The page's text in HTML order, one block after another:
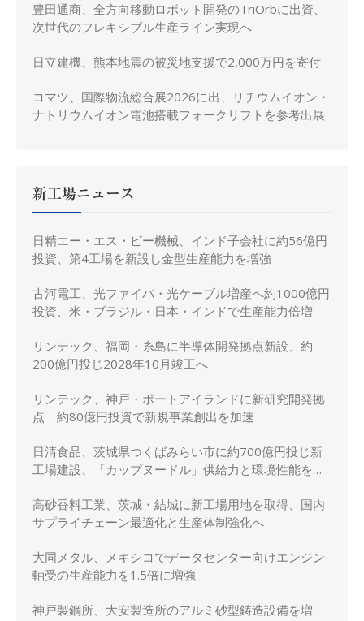
豊田通商、全方向移動ロボット開発のTriOrbに出資、
次世代のフレキシブル生産ライン実現へ
日立建機、熊本地震の被災地支援で2,000万円を寄付
コマツ、国際物流総合展2026に出、リチウムイオン・
ナトリウムイオン電池搭載フォークリフトを参考出展
新工場ニュース
日精エー・エス・ビー機械、インド子会社に約56億円
投資、第4工場を新設し金型生産能力を増強
古河電工、光ファイバ・光ケーブル増産へ約1000億円
投資、米・ブラジル・日本・インドで生産能力倍増
リンテック、福岡・糸島に半導体開発拠点新設、約
200億円投じ2028年10月竣工へ
リンテック、神戸・ポートアイランドに新研究開発拠
点 約80億円投資で新規事業創出を加速
日清食品、茨城県つくばみらい市に約700億円投じ新
工場建設、「カップヌードル」供給力と環境性能を強
高砂香料工業、茨城・結城に新工場用地を取得、国内
サプライチェーン最適化と生産体制強化へ
大同メタル、メキシコでデータセンター向けエンジン
軸受の生産能力を1.5倍に増強
神戸製鋼所、大安製造所のアルミ砂型鋳造設備を増